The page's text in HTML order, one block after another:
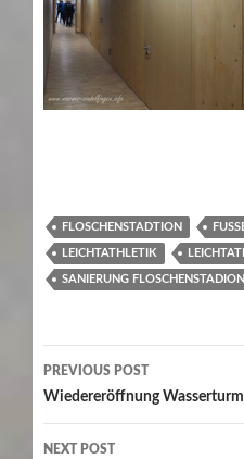
FLOSCHENSTADTION
LEICHTATHLETIK
SANIERUNG FLOSCHENSTADION
Post
navigation
PREVIOUS POST
Wiedereröffnung
NEXT POST